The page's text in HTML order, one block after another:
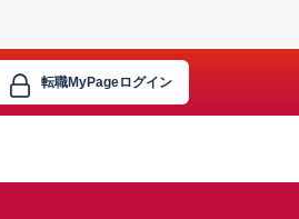
転職MyPageログイン